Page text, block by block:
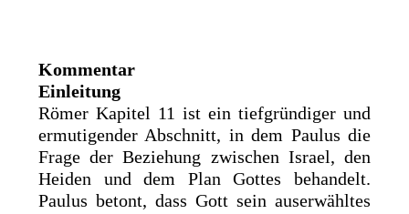
Kommentar
Einleitung
Römer Kapitel 11 ist ein tiefgründiger und
ermutigender Abschnitt, in dem Paulus die
Frage der Beziehung zwischen Israel, den
Heiden und dem Plan Gottes behandelt.
Paulus betont, dass Gott sein auserwähltes